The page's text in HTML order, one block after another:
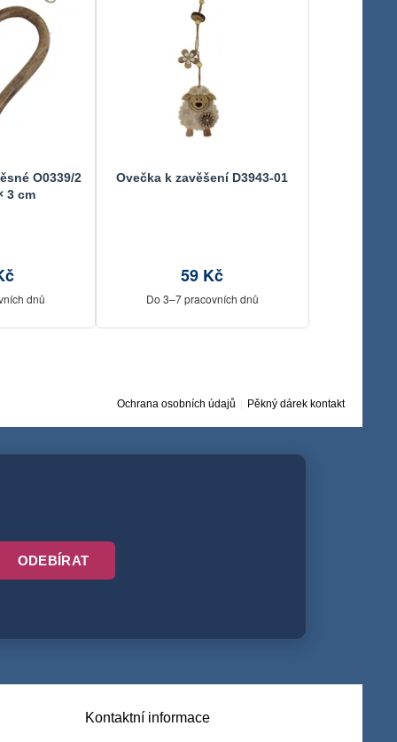
O0339/2
3 cm
dnů
Ovečka k zavěšení D3943-01
59 Kč
Do 3–7 pracovních dnů
Ochrana osobních údajů Pěkný dárek kontakt
ODEBÍRAT
Kontaktní informace